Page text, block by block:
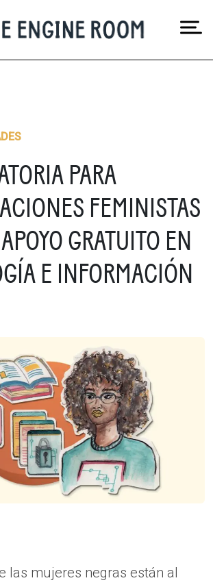
PARA
FEMINISTAS
GRATUITO EN
E INFORMACIÓN
las mujeres negras están al